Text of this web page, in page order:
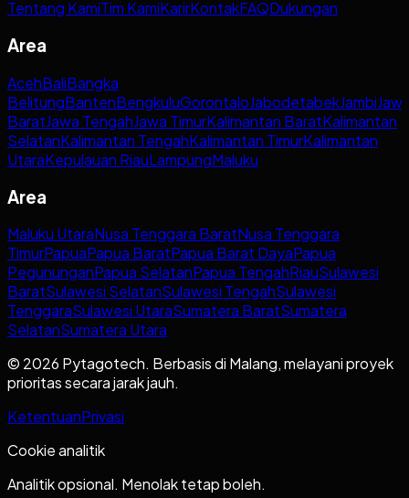
Tentang KamiTim KamiKarirKontakFAQDukungan
Area
AcehBaliBangka
BelitungBantenBengkuluGorontaloJabodetabekJambi
BaratJawa TengahJawa TimurKalimantan BaratKalimantan
SelatanKalimantan TengahKalimantan TimurKalimantan
UtaraKepulauan RiauLampungMaluku
Area
Maluku UtaraNusa Tenggara BaratNusa Tenggara
TimurPapuaPapua BaratPapua Barat DayaPapua
PegununganPapua SelatanPapua TengahRiauSulawesi
BaratSulawesi SelatanSulawesi TengahSulawesi
TenggaraSulawesi UtaraSumatera BaratSumatera
SelatanSumatera Utara
© 2026 Pytagotech. Berbasis di Malang, melayani proyek
prioritas secara jarak jauh.
KetentuanPrivasi
Cookie analitik
Analitik opsional. Menolak tetap boleh.